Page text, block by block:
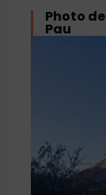
Photo
Pau